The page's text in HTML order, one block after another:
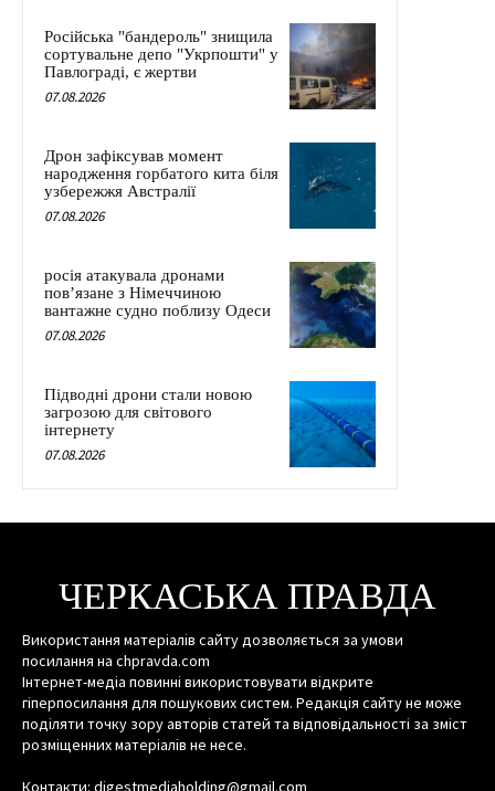
Російська "бандероль" знищила
сортувальне депо "Укрпошти" у
Павлограді, є жертви
07.08.2026
Дрон зафіксував момент
народження горбатого кита біля
узбережжя Австралії
07.08.2026
росія атакувала дронами
пов’язане з Німеччиною
вантажне судно поблизу Одеси
07.08.2026
Підводні дрони стали новою
загрозою для світового
інтернету
07.08.2026
ЧЕРКАСЬКА ПРАВДА
Використання матеріалів сайту дозволяється за умови
посилання на chpravda.com
Інтернет-медіа повинні використовувати відкрите
гіперпосилання для пошукових систем. Редакція сайту не може
поділяти точку зору авторів статей та відповідальності за зміст
розміщенних матеріалів не несе.
Контакти: digestmediaholding@gmail.com